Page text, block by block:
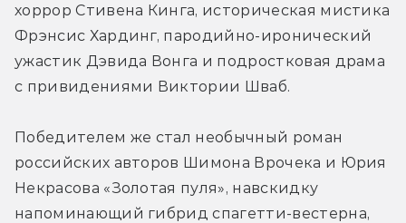
хоррор Стивена Кинга, историческая мистика
Фрэнсис Хардинг, пародийно-иронический
ужастик Дэвида Вонга и подростковая драма
с привидениями Виктории Шваб.
Победителем же стал необычный роман
российских авторов Шимона Врочека и Юрия
Некрасова «Золотая пуля», навскидку
напоминающий гибрид спагетти-вестерна,